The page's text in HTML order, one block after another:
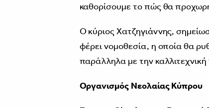
καθορίσουμε το πώς θα
Ο κύριος Χατζηγιάννης,
φέρει νομοθεσία, η οποία θα
παράλληλα με την
Οργανισμός Νεολαίας Κύπρου